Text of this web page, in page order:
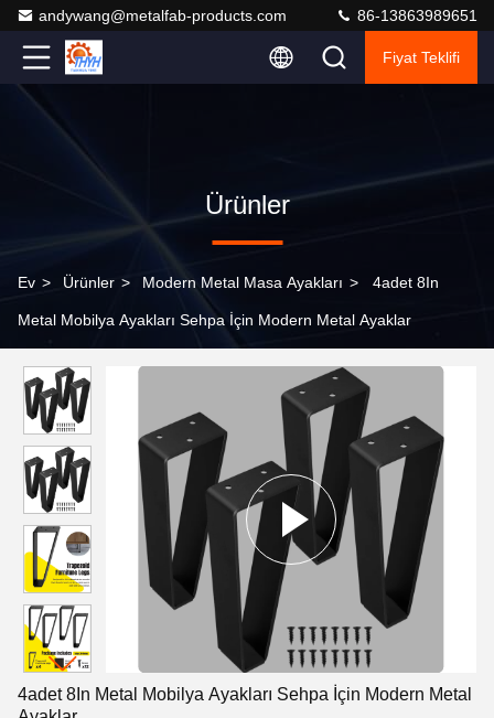
andywang@metalfab-products.com 86-13863989651
Fiyat Teklifi
Ürünler
Ev > Ürünler > Modern Metal Masa Ayakları > 4adet 8In
Metal Mobilya Ayakları Sehpa İçin Modern Metal Ayaklar
4adet 8In Metal Mobilya Ayakları Sehpa İçin Modern Metal